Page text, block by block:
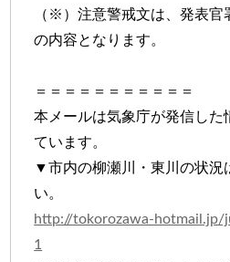
（※）注意警戒文は、発表官
の内容となります。
＝＝＝＝＝＝＝＝＝＝＝
本メールは気象庁が発信した
ています。
▼市内の柳瀬川・東川の状況
い。
http://tokorozawa-hotmail.jp/
1